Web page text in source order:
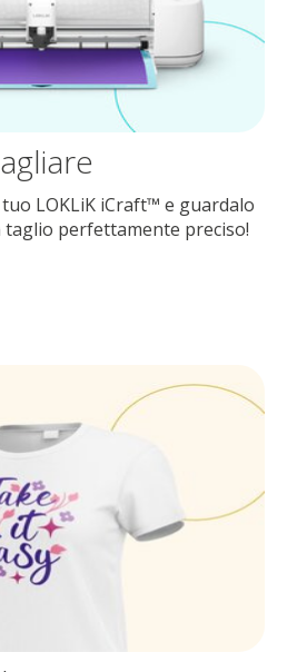
LOKLiK iCraft™ e guardalo
perfettamente preciso!